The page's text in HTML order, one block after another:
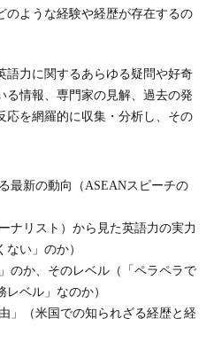
のような経験や経歴が存在するの
語力に関するあらゆる疑問や好奇
る情報、専門家の見解、過去の発
応を網羅的に収集・分析し、その
最新の動向（ASEANスピーチの
ナリスト）から見た英語力の実力
い」のか）
のか、そのレベル（「ペラペラで
ベル」なのか）
」（米国での知られざる経歴と経